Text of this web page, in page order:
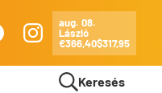
FacebookInstagram
Ma
aug. 08.
László
€366,40$317,95
Keresés